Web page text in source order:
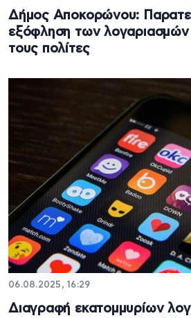
Δήμος Αποκορώνου:
εξόφληση των λογαριασμών
τους πολίτες
06.08.2025, 16:29
Διαγραφή εκατομμυρίων